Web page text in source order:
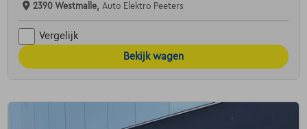
2390 Westmalle, Auto Elektro Peeters
Vergelijk
Bekijk wagen